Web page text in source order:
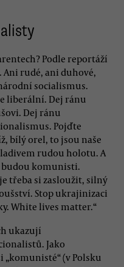
Podle reportáží
Ani rudé, ani duhové,
socialismus.
liberální. Dej ránu
Dej ránu
Pojďte
bílý orel, to jsou naše
rudou holotu. A
komunisti.
třeba si zasloužit, silný
Stop ukrajinizaci
White lives matter.“
ukazují
Jako
(v Polsku